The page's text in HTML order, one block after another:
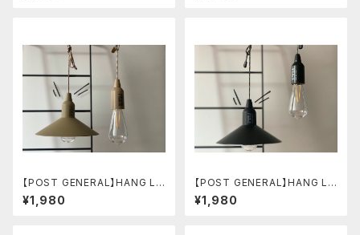
【POST GENERAL】HANG LA
MP type2 サンドベージュ
¥1,980
【POST GENERAL】HANG LA
MP type2 ブラック
¥1,980